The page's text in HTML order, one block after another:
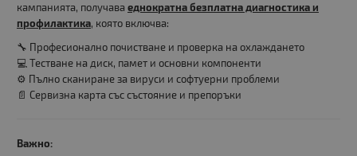
кампанията, получава еднократна безплатна диагностика и
профилактика, която включва:
🔧 Професионално почистване и проверка на охлаждането
💻 Тестване на диск, памет и основни компоненти
⚙️ Пълно сканиране за вируси и софтуерни проблеми
📄 Сервизна карта със състояние и препоръки
Важно: